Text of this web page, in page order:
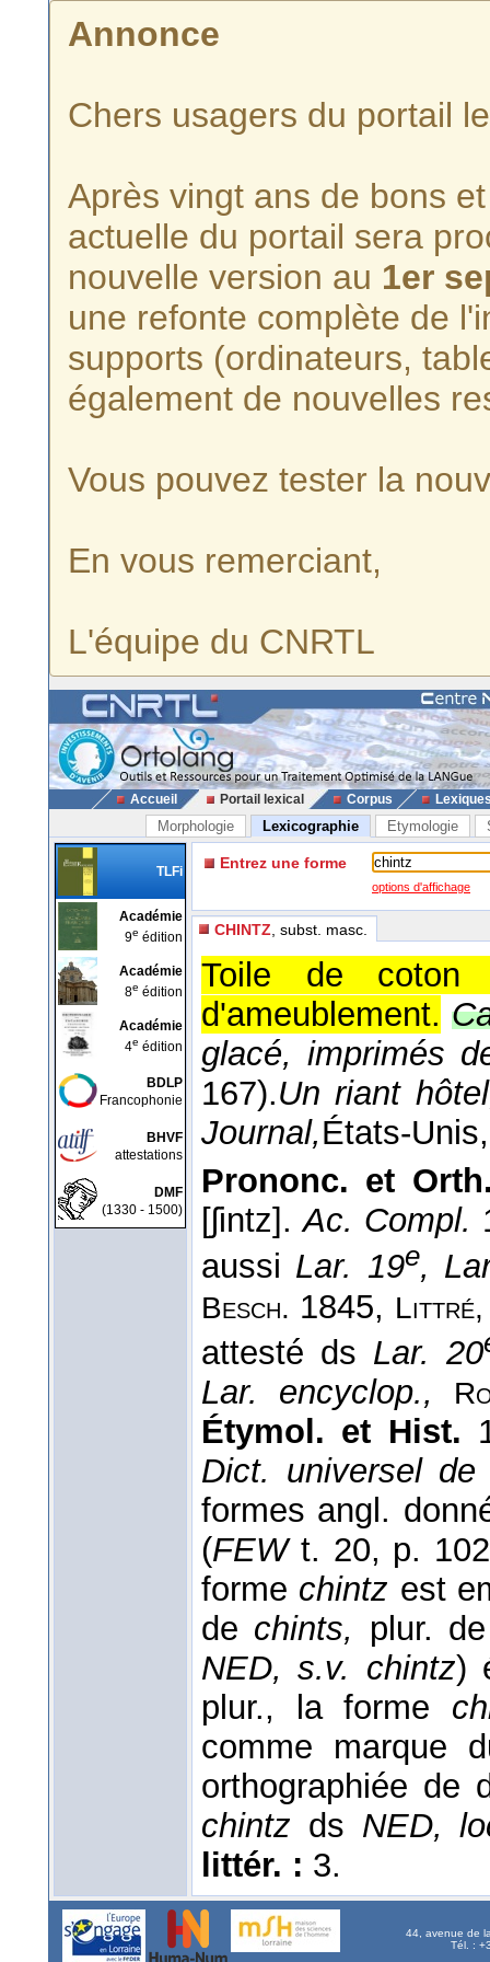
Annonce
Chers usagers du portail
Après vingt ans de bons
actuelle du portail sera
nouvelle version au 1er
une refonte complète de
supports (ordinateurs,
également de nouvelles
Vous pouvez tester la
En vous remerciant,
L'équipe du CNRTL
Accueil Portail lexical Corpus
Morphologie Lexicographie Etymologie
TLFi
Académie
9e édition
Académie
8e édition
Académie
4e édition
BDLP
Francophonie
BHVF
attestations
DMF
(1330 - 1500)
Entrez une forme
options d'affichage
CHINTZ , subst. masc.
Toile de coton
d'ameublement.
glacé, imprimés
167).Un riant
Journal,États-Unis
Prononc. et
[ʃintz].Ac. Compl.
aussi Lar. 19e,
Besch. 1845, Littré,
attesté ds Lar. 20
Lar. encyclop.,
Étymol. et Hist.
Dict. universel de
formes angl.
(FEWt. 20, p.
forme chintz est
de chints, plur.
NED, s.v. chintz)
plur., la forme
comme marque
orthographiée de
chintz ds NED,
littér. : 3.
44, avenue de
Tél. :